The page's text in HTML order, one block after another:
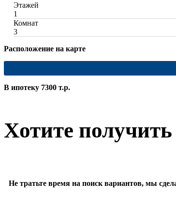
Этажей
1
Комнат
3
Расположение на карте
В ипотеку 7300 т.р.
Хотите
Не тратьте время на поиск вариантов, мы